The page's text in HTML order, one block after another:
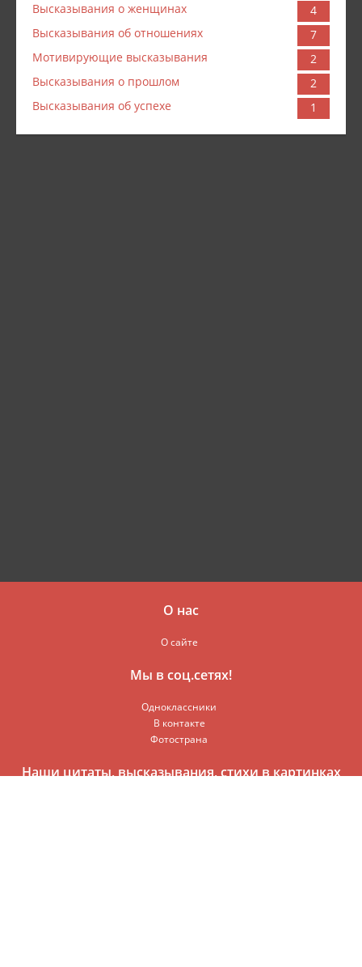
Высказывания о женщинах
4
Высказывания об отношениях
7
Мотивирующие высказывания
2
Высказывания о прошлом
2
Высказывания об успехе
1
О нас
О сайте
Мы в соц.сетях!
Одноклассники
В контакте
Фотострана
Наши цитаты, высказывания, стихи в картинках